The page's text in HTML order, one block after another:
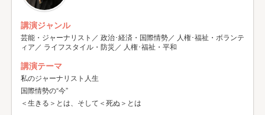
講演ジャンル
芸能・ジャーナリスト／ 政治･経済・国際情勢／ 人権･福祉・ボランテ
ィア／ ライフスタイル・防災／ 人権･福祉・平和
講演テーマ
私のジャーナリスト人生
国際情勢の“今”
＜生きる＞とは、そして＜死ぬ＞とは